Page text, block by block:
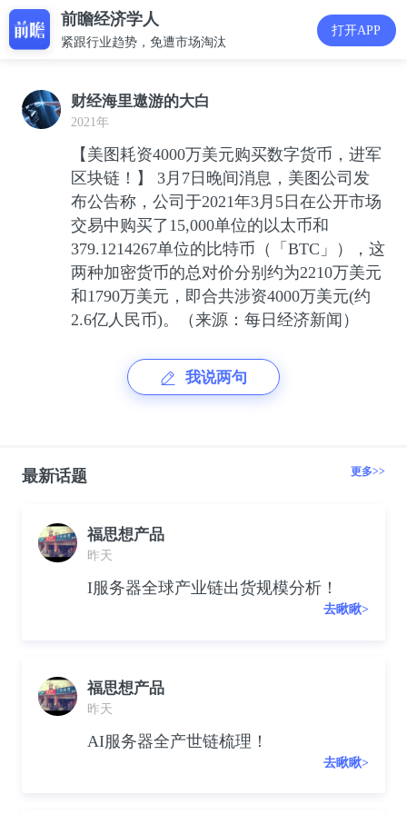
前瞻经济学人
紧跟行业趋势，免遭市场淘汰
打开APP
财经海里遨游的大白
2021年
【美图耗资4000万美元购买数字货币，进军
区块链！】 3月7日晚间消息，美图公司发
布公告称，公司于2021年3月5日在公开市场
交易中购买了15,000单位的以太币和
379.1214267单位的比特币（「BTC」），这
两种加密货币的总对价分别约为2210万美元
和1790万美元，即合共涉资4000万美元(约
2.6亿人民币)。（来源：每日经济新闻）
我说两句
最新话题 更多>>
福思想产品
昨天
I服务器全球产业链出货规模分析！
去瞅瞅>
福思想产品
昨天
AI服务器全产世链梳理！
去瞅瞅>